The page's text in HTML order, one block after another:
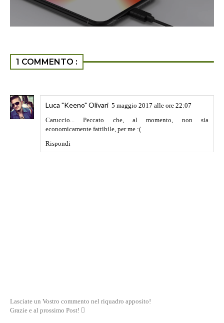
1 COMMENTO :
Luca "Keeno" Olivari 5 maggio 2017 alle ore 22:07
Caruccio... Peccato che, al momento, non sia
economicamente fattibile, per me :(
Rispondi
Lasciate un Vostro commento nel riquadro apposito!
Grazie e al prossimo Post! 